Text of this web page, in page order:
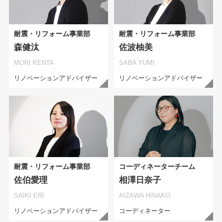
耐震・リフォーム事業部
森健汰
MORI KENTA
リノベーションアドバイザー
耐震・リフォーム事業部
佐波柚美
SABA YUMI
リノベーションアドバイザー
耐震・リフォーム事業部
佐伯愛理
SAIKI ERI
リノベーションアドバイザー
コーディネーターチーム
相澤日奈子
AIZAWA HINAKO
コーディネーター